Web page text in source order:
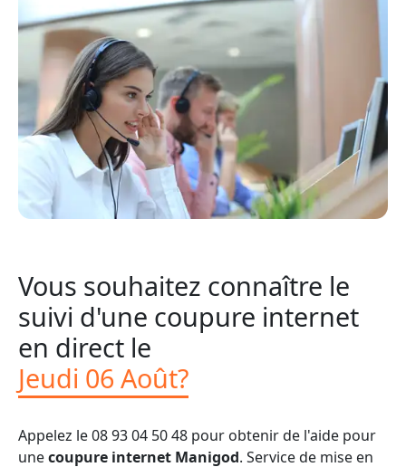
Vous souhaitez connaître le
suivi d'une coupure internet
en direct le
Jeudi 06 Août?
Appelez le 08 93 04 50 48 pour obtenir de l'aide pour
unecoupure internet Manigod. Service de mise en